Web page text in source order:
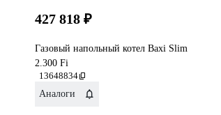
427 818 ₽
Газовый напольный котел Baxi Slim
2.300 Fi
13648834
Аналоги